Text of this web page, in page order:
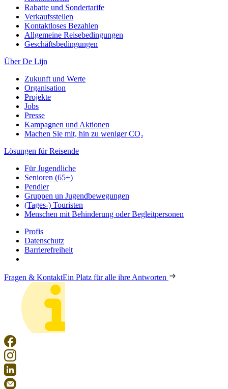
Rabatte und Sondertarife
Verkaufsstellen
Kontaktloses Bezahlen
Allgemeine Reisebedingungen
Geschäftsbedingungen
Über De Lijn
Zukunft und Werte
Organisation
Projekte
Jobs
Presse
Kampagnen und Aktionen
Machen Sie mit, hin zu weniger CO₂
Lösungen für Reisende
Für Jugendliche
Senioren (65+)
Pendler
Gruppen un Jugendbewegungen
(Tages-) Touristen
Menschen mit Behinderung oder Begleitpersonen
Profis
Datenschutz
Barrierefreiheit
Fragen & KontaktEin Platz für alle ihre Antworten